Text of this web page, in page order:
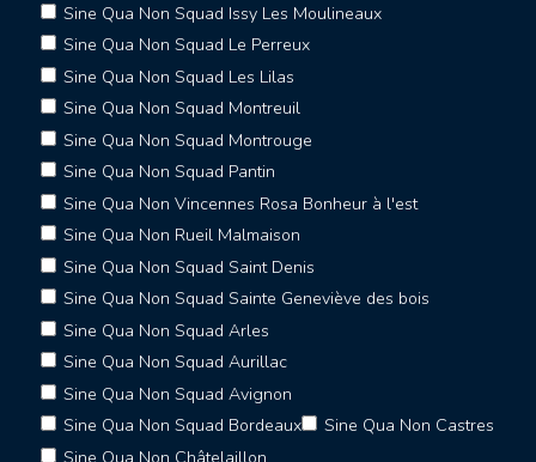
Sine Qua Non Squad Issy Les Moulineaux
Sine Qua Non Squad Le Perreux
Sine Qua Non Squad Les Lilas
Sine Qua Non Squad Montreuil
Sine Qua Non Squad Montrouge
Sine Qua Non Squad Pantin
Sine Qua Non Vincennes Rosa Bonheur à l'est
Sine Qua Non Rueil Malmaison
Sine Qua Non Squad Saint Denis
Sine Qua Non Squad Sainte Geneviève des bois
Sine Qua Non Squad Arles
Sine Qua Non Squad Aurillac
Sine Qua Non Squad Avignon
Sine Qua Non Squad Bordeaux
Sine Qua Non Castres
Sine Qua Non Châtelaillon